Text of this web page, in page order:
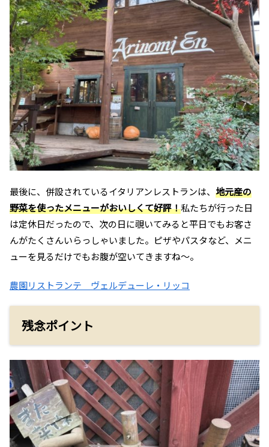
最後に、併設されているイタリアンレストランは、 地元産の
野菜を使ったメニューがおいしくて好評！私たちが行った日
は定休日だったので、次の日に覗いてみると平日でもお客さ
んがたくさんいらっしゃいました。ピザやパスタなど、メニ
ューを見るだけでもお腹が空いてきますね～。
農園リストランテ ヴェルデューレ・リッコ
残念ポイント